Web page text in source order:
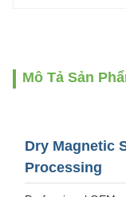
Mô Tả Sản
Dry Magnetic
Processing